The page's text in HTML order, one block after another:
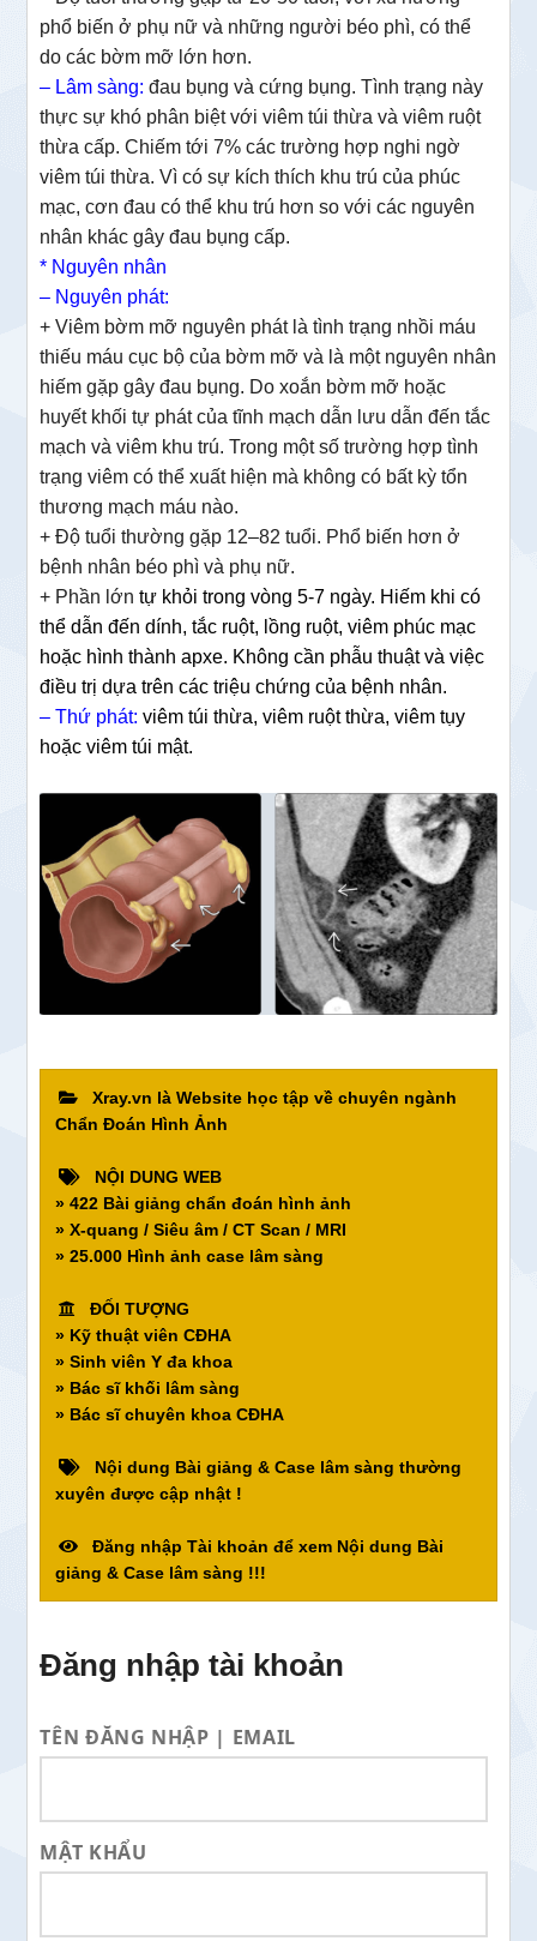
phổ biến ở phụ nữ và những người béo phì, có thể
do các bờm mỡ lớn hơn.
– Lâm sàng: đau bụng và cứng bụng. Tình trạng này
thực sự khó phân biệt với viêm túi thừa và viêm ruột
thừa cấp. Chiếm tới 7% các trường hợp nghi ngờ
viêm túi thừa. Vì có sự kích thích khu trú của phúc
mạc, cơn đau có thể khu trú hơn so với các nguyên
nhân khác gây đau bụng cấp.
* Nguyên nhân
– Nguyên phát:
+ Viêm bờm mỡ nguyên phát là tình trạng nhồi máu
thiếu máu cục bộ của bờm mỡ và là một nguyên nhân
hiếm gặp gây đau bụng. Do xoắn bờm mỡ hoặc
huyết khối tự phát của tĩnh mạch dẫn lưu dẫn đến tắc
mạch và viêm khu trú. Trong một số trường hợp tình
trạng viêm có thể xuất hiện mà không có bất kỳ tổn
thương mạch máu nào.
+Độ tuổi thường gặp 12–82 tuổi. Phổ biến hơn ở
bệnh nhân béo phì và phụ nữ.
+ Phần lớn tự khỏi trong vòng 5-7 ngày. Hiếm khi có
thể dẫn đến dính, tắc ruột, lồng ruột, viêm phúc mạc
hoặc hình thành apxe. Không cần phẫu thuật và việc
điều trị dựa trên các triệu chứng của bệnh nhân.
– Thứ phát:viêm túi thừa, viêm ruột thừa, viêm tụy
hoặc viêm túi mật.
Xray.vn là Website học tập về chuyên ngành
Chẩn Đoán Hình Ảnh
NỘI DUNG WEB
» 422 Bài giảng chẩn đoán hình ảnh
» X-quang / Siêu âm / CT Scan / MRI
» 25.000 Hình ảnh case lâm sàng
ĐỐI TƯỢNG
» Kỹ thuật viên CĐHA
» Sinh viên Y đa khoa
» Bác sĩ khối lâm sàng
» Bác sĩ chuyên khoa CĐHA
Nội dung Bài giảng & Case lâm sàng thường
xuyên được cập nhật !
Đăng nhập Tài khoản để xem Nội dung Bài
giảng & Case lâm sàng !!!
Đăng nhập tài khoản
TÊN ĐĂNG NHẬP | EMAIL
MẬT KHẨU